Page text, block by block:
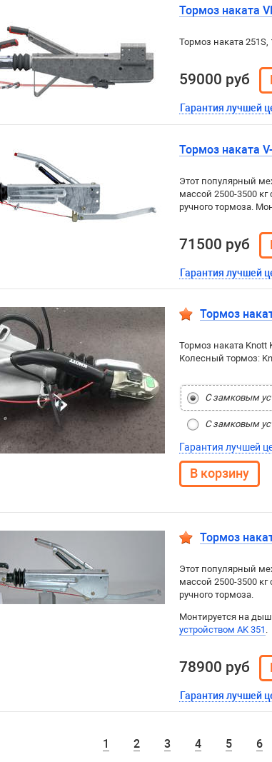
Тормоз наката
Тормоз наката 251S,
59000 руб
Гарантия лучшей
Тормоз наката
Этот популярный
массой 2500-3500
ручного тормоза.
71500 руб
Гарантия лучшей
Тормоз
Тормоз наката Knott
Колесный тормоз:
С замковым
С замковым
Гарантия лучшей
Тормоз
Этот популярный
массой 2500-3500
ручного тормоза.
Монтируется на
устройством AK 351 .
78900 руб
Гарантия лучшей
1 2 3 4 5 6